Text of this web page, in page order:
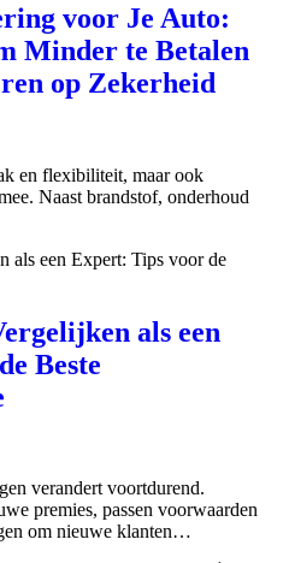
voor Je Auto:
Minder te Betalen
op Zekerheid
en flexibiliteit, maar ook
Naast brandstof, onderhoud
als een
Beste
verandert voortdurend.
premies, passen voorwaarden
om nieuwe klanten…